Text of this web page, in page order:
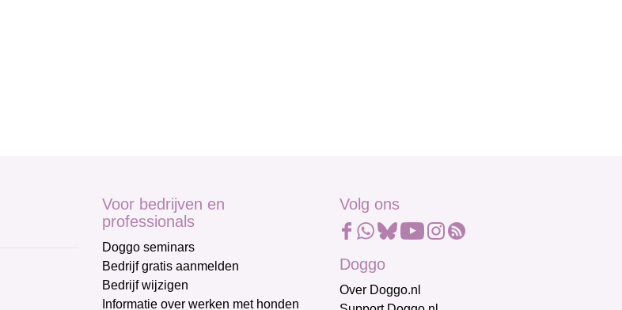
Voor bedrijven en
professionals
Doggo seminars
Bedrijf gratis aanmelden
Bedrijf wijzigen
Informatie over werken met honden
Volg ons
Doggo
Over Doggo.nl